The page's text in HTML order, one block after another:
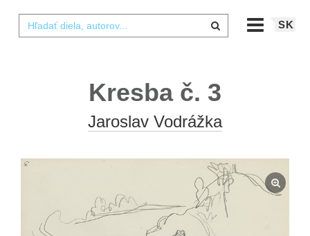
SK
Kresba č. 3
Jaroslav Vodrážka